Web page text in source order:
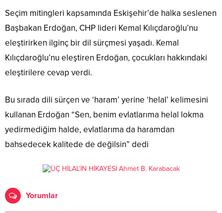
Seçim mitingleri kapsamında Eskişehir’de halka seslenen
Başbakan Erdoğan, CHP lideri Kemal Kılıçdaroğlu’nu
eleştirirken ilginç bir dil sürçmesi yaşadı. Kemal
Kılıçdaroğlu’nu eleştiren Erdoğan, çocukları hakkındaki
eleştirilere cevap verdi.
Bu sırada dili sürçen ve ‘haram’ yerine ‘helal’ kelimesini
kullanan Erdoğan “Sen, benim evlatlarıma helal lokma
yedirmediğim halde, evlatlarıma da haramdan
bahsedecek kalitede de değilsin” dedi
Yorumlar